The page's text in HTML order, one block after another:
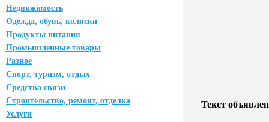
Недвижимость
Одежда, обувь, коляски
Продукты питания
Промышленные товары
Разное
Спорт, туризм, отдых
Средства связи
Строительство, ремонт, отделка
Услуги
Текст